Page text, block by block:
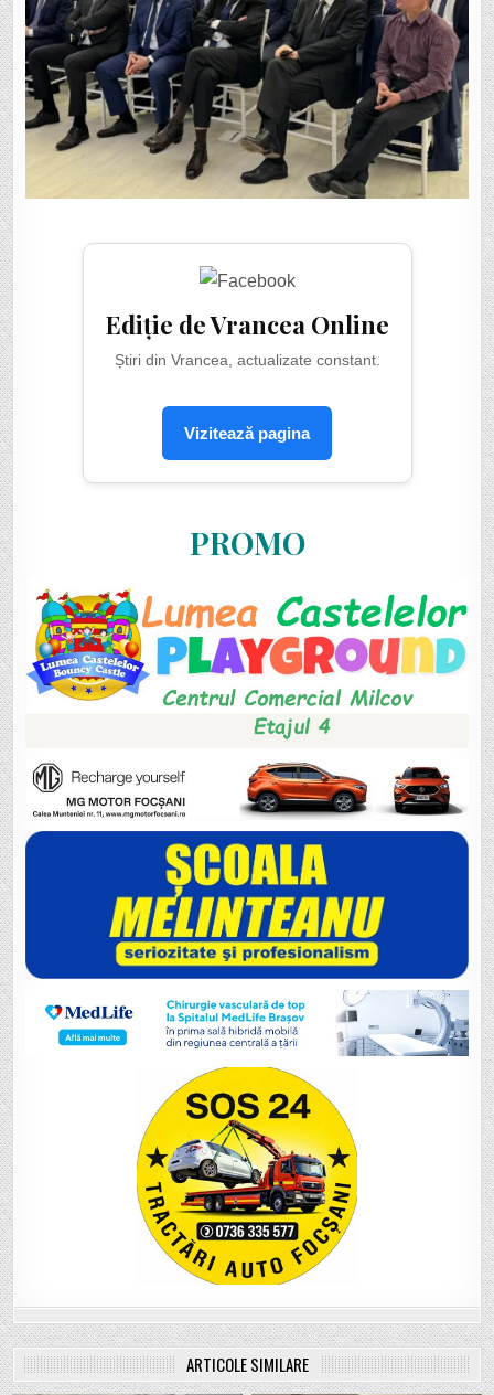
Ediție de Vrancea Online
Știri din Vrancea, actualizate constant.
Vizitează pagina
PROMO
ARTICOLE SIMILARE